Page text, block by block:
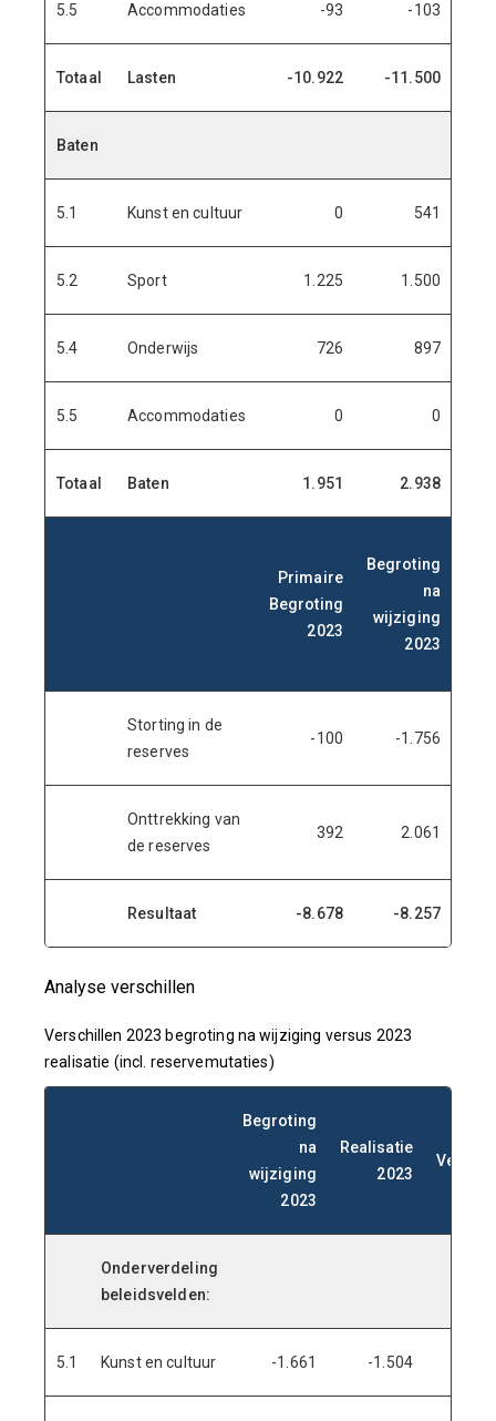
5.5 Accommodaties -93 -103
Totaal Lasten -10.922 -11.500
Baten
5.1 Kunst en cultuur 0 541
5.2 Sport 1.225 1.500
5.4 Onderwijs 726 897
5.5 Accommodaties 0 0
Totaal Baten 1.951 2.938
Primaire
Begroting
2023
Begroting
na
wijziging
2023
Storting in de
reserves
-100 -1.756
Onttrekking van
de reserves
392 2.061
Resultaat -8.678 -8.257
Analyse verschillen
Verschillen 2023 begroting na wijziging versus 2023
realisatie (incl. reservemutaties)
Begroting
na
wijziging
2023
Realisatie
2023
Onderverdeling
beleidsvelden:
5.1 Kunst en cultuur -1.661 -1.504